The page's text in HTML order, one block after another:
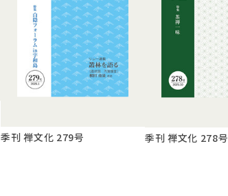
季刊 禅文化 279号
季刊 禅文化 278号